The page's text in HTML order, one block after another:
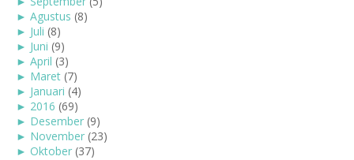
► Agustus (8)
► Juli (8)
► Juni (9)
► April (3)
► Maret (7)
► Januari (4)
► 2016 (69)
► Desember (9)
► November (23)
► Oktober (37)